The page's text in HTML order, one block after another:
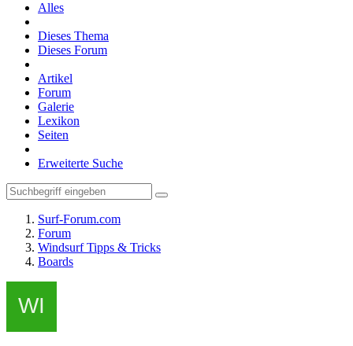
Alles
Dieses Thema
Dieses Forum
Artikel
Forum
Galerie
Lexikon
Seiten
Erweiterte Suche
Surf-Forum.com
Forum
Windsurf Tipps & Tricks
Boards